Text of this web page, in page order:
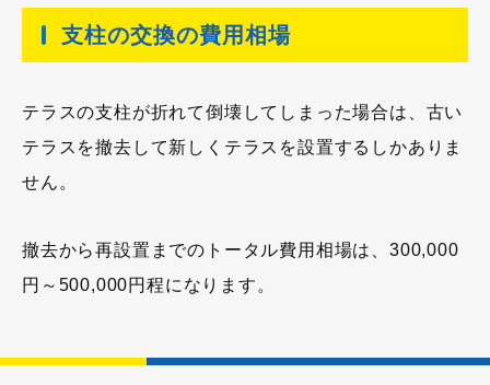
支柱の交換の費用相場
テラスの支柱が折れて倒壊してしまった場合は、古い
テラスを撤去して新しくテラスを設置するしかありま
せん。
撤去から再設置までのトータル費用相場は、300,000
円～500,000円程になります。